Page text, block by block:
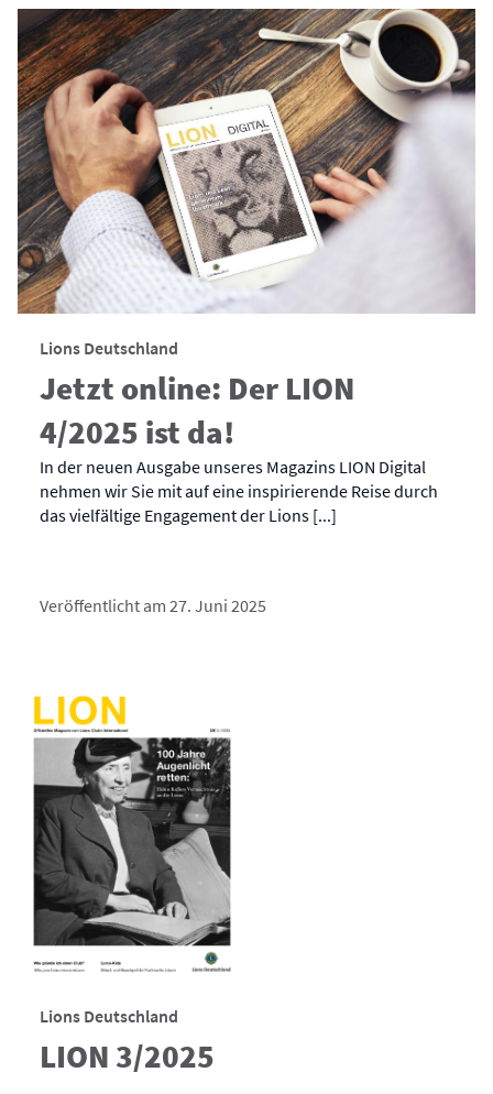
Lions Deutschland
Jetzt online: Der LION
4/2025 ist da!
In der neuen Ausgabe unseres Magazins LION Digital
nehmen wir Sie mit auf eine inspirierende Reise durch
das vielfältige Engagement der Lions [...]
Veröffentlicht am 27. Juni 2025
Lions Deutschland
LION 3/2025